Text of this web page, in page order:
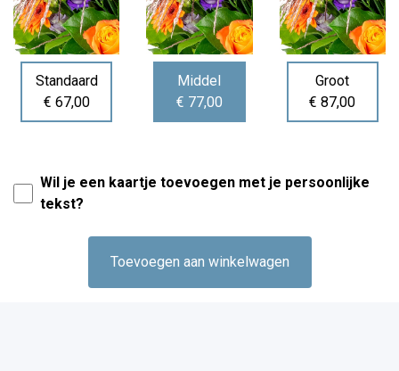
Standaard
€ 67,00
Middel
€ 77,00
Groot
€ 87,00
Wil je een kaartje toevoegen met je persoonlijke
tekst?
Toevoegen aan winkelwagen